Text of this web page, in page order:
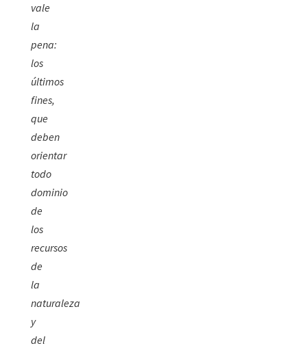
vale
la
pena:
los
últimos
fines,
que
deben
orientar
todo
dominio
de
los
recursos
de
la
naturaleza
y
del